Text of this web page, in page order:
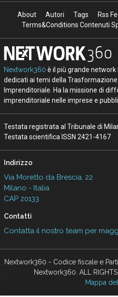
About Autori Tags Rss
Terms&Conditions Contenuti
Nextwork360 è il più grande
dedicati ai temi della Trasformazione
Imprenditoriale. Ha la missione di
imprenditoriale nelle imprese e
Testata registrata al Tribunale di
Testata scientifica ISSN 2421-4167
Indirizzo
Via Moretto da Brescia, 22
Milano - Italia
CAP 20133
Contatti
Contatta il nostro team per
Nextwork360 - Codice fiscale e
Nextwork360. ALL RIGHTS
Mappa